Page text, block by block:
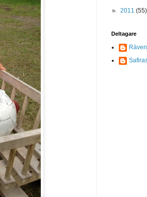
► 2011 (55)
Deltagare
Räven